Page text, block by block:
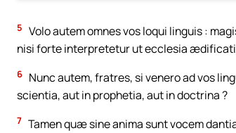
5 Volo autem omnes vos loqui linguis :
nisi forte interpretetur ut ecclesia
6 Nunc autem, fratres, si venero ad vos
scientia, aut in prophetia, aut in doctrina ?
7 Tamen quæ sine anima sunt vocem